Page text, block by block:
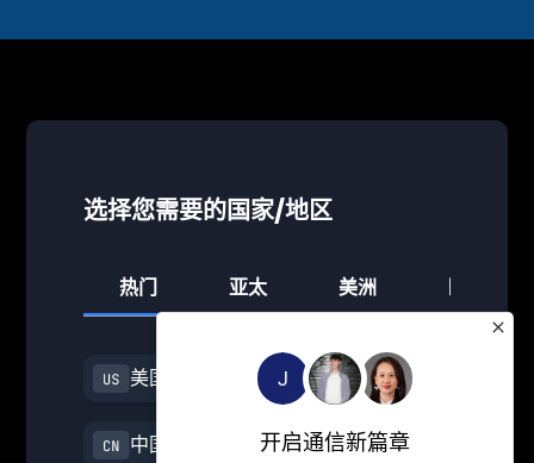
选择您需要的国家/地区
热门 亚太 美洲 欧洲
美国
中国
J
开启通信新篇章